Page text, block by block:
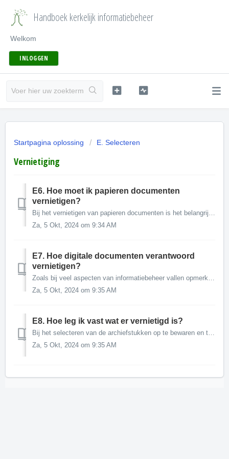
Handboek kerkelijk informatiebeheer
Welkom
INLOGGEN
Startpagina oplossing E. Selecteren
Vernietiging
E6. Hoe moet ik papieren documenten
vernietigen?
Bij het vernietigen van papieren documenten is het belangrijk om te zorgen dat de betreffende documenten afzonderlijk worden bewaard. Het zou niet de eerste...
Za, 5 Okt, 2024 om 9:34 AM
E7. Hoe digitale documenten verantwoord
vernietigen?
Zoals bij veel aspecten van informatiebeheer vallen opmerkingen over vernietigen uiteen in afspraken, gedrag en techniek. Digitale informatie kan gemakk...
Za, 5 Okt, 2024 om 9:35 AM
E8. Hoe leg ik vast wat er vernietigd is?
Bij het selecteren van de archiefstukken op te bewaren en te vernietigen dossiers, is het belangrijk om een lijst op te stellen van te vernietigen informati...
Za, 5 Okt, 2024 om 9:35 AM